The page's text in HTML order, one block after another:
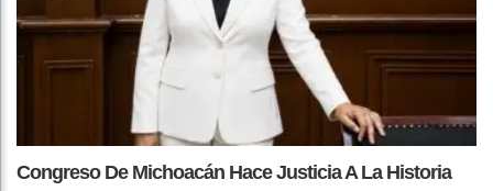
Congreso De Michoacán Hace Justicia A La Historia